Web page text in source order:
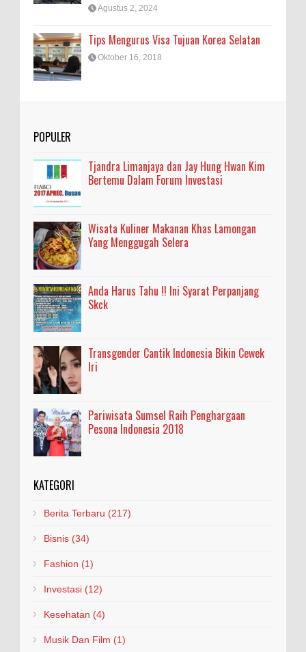
Agustus 2, 2024
Tips Mengurus Visa Tujuan Korea Selatan
Oktober 16, 2018
POPULER
Tjandra Limanjaya dan Jay Hung Hwan Kim
Bertemu Dalam Forum Investasi
Wisata Kuliner Makanan Khas Lamongan
Yang Menggugah Selera
Anda Harus Tahu !! Ini Syarat Perpanjang
Skck
Transgender Cantik Indonesia Bikin Cewek
Iri
Pariwisata Sumsel Raih Penghargaan
Pesona Indonesia 2018
KATEGORI
Berita Terbaru (217)
Bisnis (34)
Fashion (1)
Investasi (12)
Kesehatan (4)
Musik Dan Film (1)